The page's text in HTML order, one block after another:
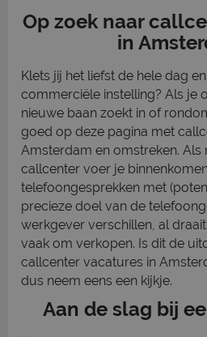
Op zoek naar
in
Klets jij het liefst de hele dag
commerciële instelling? Als je
nieuwe baan zoekt in of
goed op deze pagina met
Amsterdam en omstreken. Als
callcenter voer je
telefoongesprekken met
precieze doel van de
werkgever verschillen, al
vaak om verkopen. Is dit de
callcenter vacatures in
dus neem eens een kijkje.
Aan de slag bij